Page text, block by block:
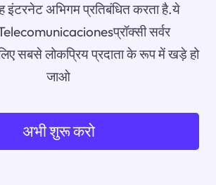
इंटरनेट अभिगम प्रतिबंधित करता है.ये
सर्वर
सबसे लोकप्रिय प्रदाता के रूप में खड़े हो
जाओ
अभी शुरू करो